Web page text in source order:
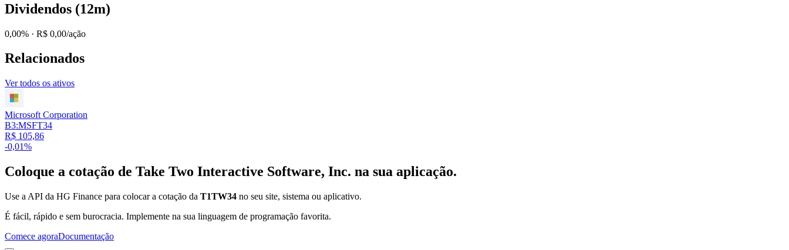
Dividendos (12m)
0,00% · R$ 0,00/ação
Relacionados
Ver todos os ativos
Microsoft Corporation
B3:MSFT34
R$ 105,86
-0,01%
Coloque a cotação de Take Two Interactive Software, Inc. na sua aplicação.
Use a API da HG Finance para colocar a cotação da T1TW34 no seu site, sistema ou aplicativo.
É fácil, rápido e sem burocracia. Implemente na sua linguagem de programação favorita.
Comece agoraDocumentação